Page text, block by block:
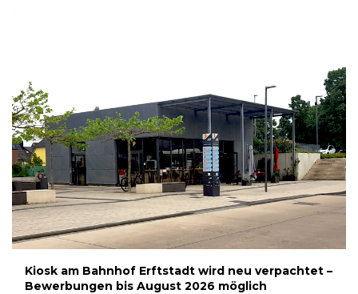
Kiosk am Bahnhof Erftstadt wird neu verpachtet –
Bewerbungen bis August 2026 möglich